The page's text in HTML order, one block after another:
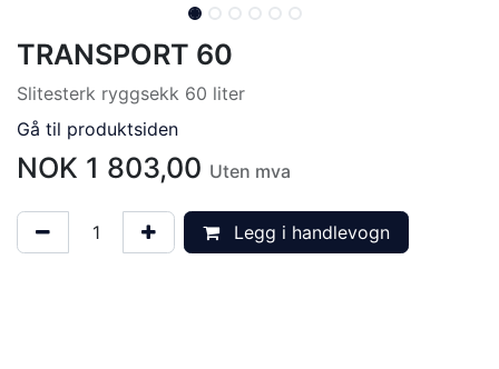
TRANSPORT 60
Slitesterk ryggsekk 60 liter
Gå til produktsiden
NOK 1 803,00 Uten mva
Legg i handlevogn